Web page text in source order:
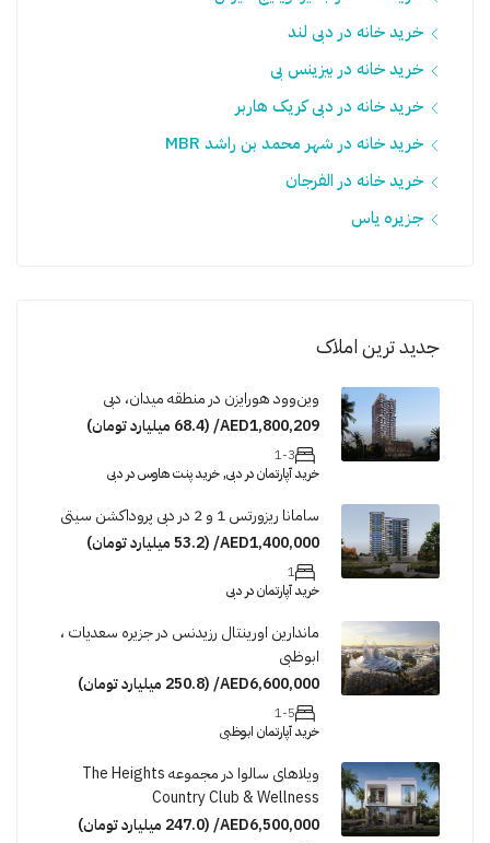
خرید خانه در دبی لند
خرید خانه در بیزینس بی
خرید خانه در دبی کریک هاربر
خرید خانه در شهر محمد بن راشد MBR
خرید خانه در الفرجان
جزیره یاس
جدید ترین املاک
وین‌وود هورایزن در منطقه میدان، دبی
AED1,800,209/ (68.4 میلیارد تومان)
1-3
خرید آپارتمان در دبی, خرید پنت هاوس در دبی
سامانا ریزورتس 1 و 2 در دبی پروداکشن سیتی
AED1,400,000/ (53.2 میلیارد تومان)
1
خرید آپارتمان در دبی
ماندارین اورینتال رزیدنس در جزیره سعدیات ،
ابوظبی
AED6,600,000/ (250.8 میلیارد تومان)
1-5
خرید آپارتمان ابوظبی
ویلاهای سالوا در مجموعه The Heights
Country Club & Wellness
AED6,500,000/ (247.0 میلیارد تومان)